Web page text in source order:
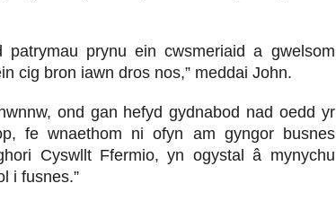
patrymau prynu ein cwsmeriaid a gwelsom
cig bron iawn dros nos,” meddai John.
ond gan hefyd gydnabod nad oedd yr
fe wnaethom ni ofyn am gyngor busnes
Cyswllt Ffermio, yn ogystal â mynychu
i fusnes.”